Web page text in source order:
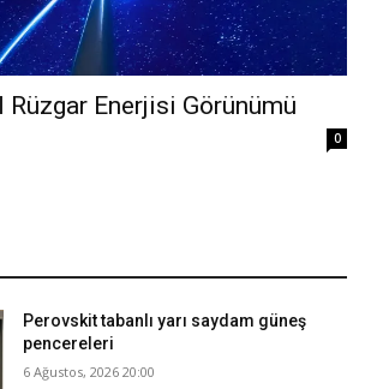
Rüzgar Enerjisi Görünümü
0
Perovskit tabanlı yarı saydam güneş
pencereleri
6 Ağustos, 2026 20:00